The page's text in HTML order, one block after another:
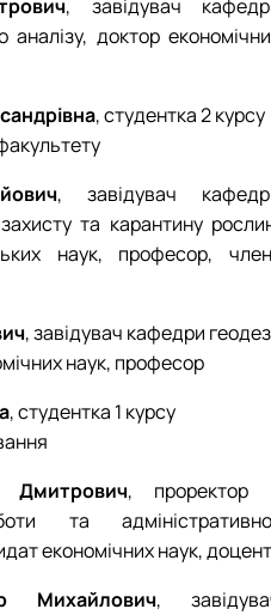
, завідувач
аналізу, доктор
, студентка 2 курсу
, завідувач
та карантину
наук, професор,
, завідувач кафедри
наук, професор
, студентка 1 курсу
, проректор
та
економічних наук, доцент
Михайлович,